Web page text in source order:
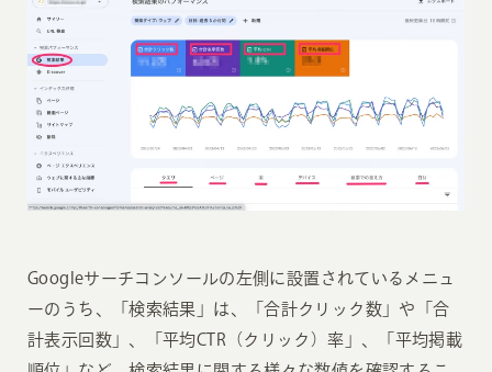
Googleサーチコンソールの左側に設置されているメニュ
ーのうち、「検索結果」は、「合計クリック数」や「合
計表示回数」、「平均CTR（クリック）率」、「平均掲載